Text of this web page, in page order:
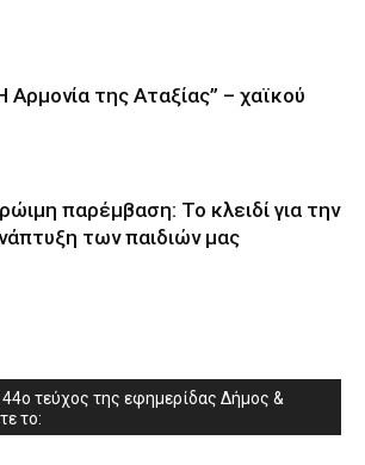
Αρμονία της Αταξίας” – χαϊκού
παρέμβαση: Το κλειδί για την
των παιδιών µας
τεύχος της εφημερίδας Δήμος &
το: